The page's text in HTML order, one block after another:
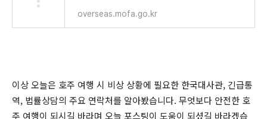
overseas.mofa.go.kr
이상 오늘은 호주 여행 시 비상 상황에 필요한 한국대사관, 긴급통
역, 법률상담의 주요 연락처를 알아봤습니다. 무엇보다 안전한 호
주 여행이 되시길 바라며 오늘 포스팅이 도움이 되셨길 바라겠습